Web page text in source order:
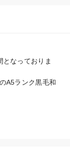
となっておりま
A5ランク黒毛和